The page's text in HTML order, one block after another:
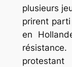
plusieurs
prirent
en